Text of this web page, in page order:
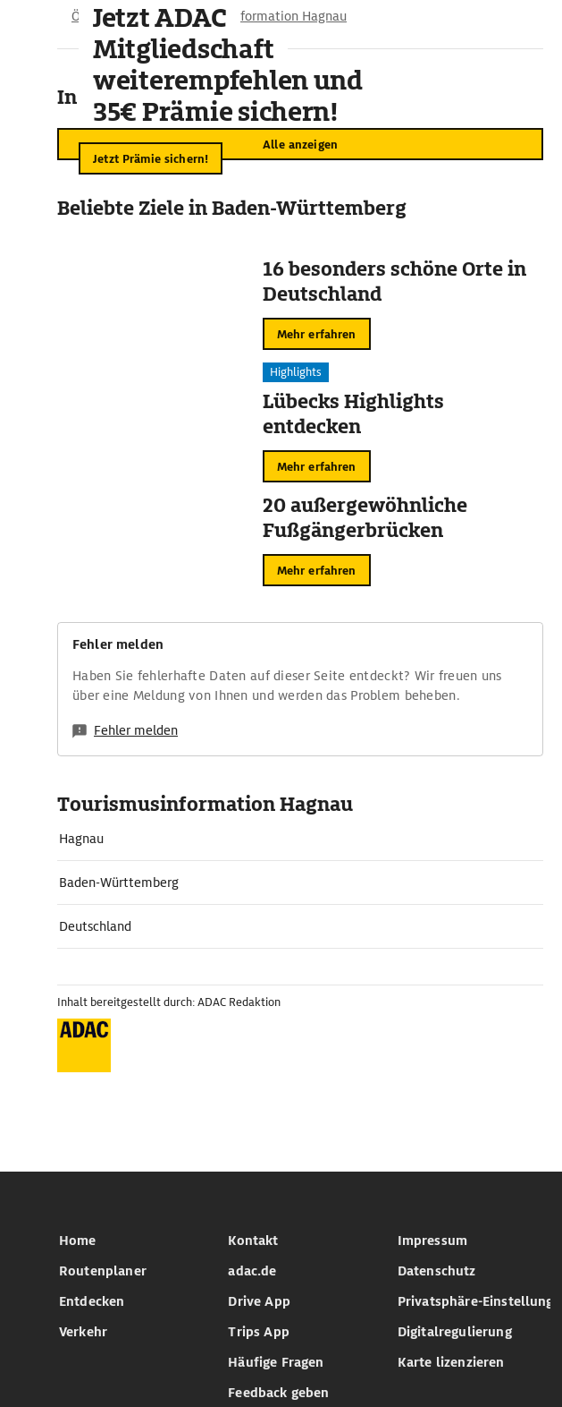
Öffnungszeiten der Tourist-Information Hagnau
In der Umgebung
Alle anzeigen
Jetzt ADAC
Mitgliedschaft
weiterempfehlen und
35€ Prämie sichern!
Jetzt Prämie sichern!
Beliebte Ziele in Baden-Württemberg
16 besonders schöne Orte in
Deutschland
Mehr erfahren
Highlights
Lübecks Highlights
entdecken
Mehr erfahren
20 außergewöhnliche
Fußgängerbrücken
Mehr erfahren
Fehler melden
Haben Sie fehlerhafte Daten auf dieser Seite entdeckt? Wir freuen uns
über eine Meldung von Ihnen und werden das Problem beheben.
Fehler melden
Tourismusinformation Hagnau
Hagnau
Baden-Württemberg
Deutschland
Inhalt bereitgestellt durch: ADAC Redaktion
Home
Routenplaner
Entdecken
Verkehr
Kontakt
adac.de
Drive App
Trips App
Häufige Fragen
Feedback geben
Impressum
Datenschutz
Privatsphäre-Einstellungen
Digitalregulierung
Karte lizenzieren